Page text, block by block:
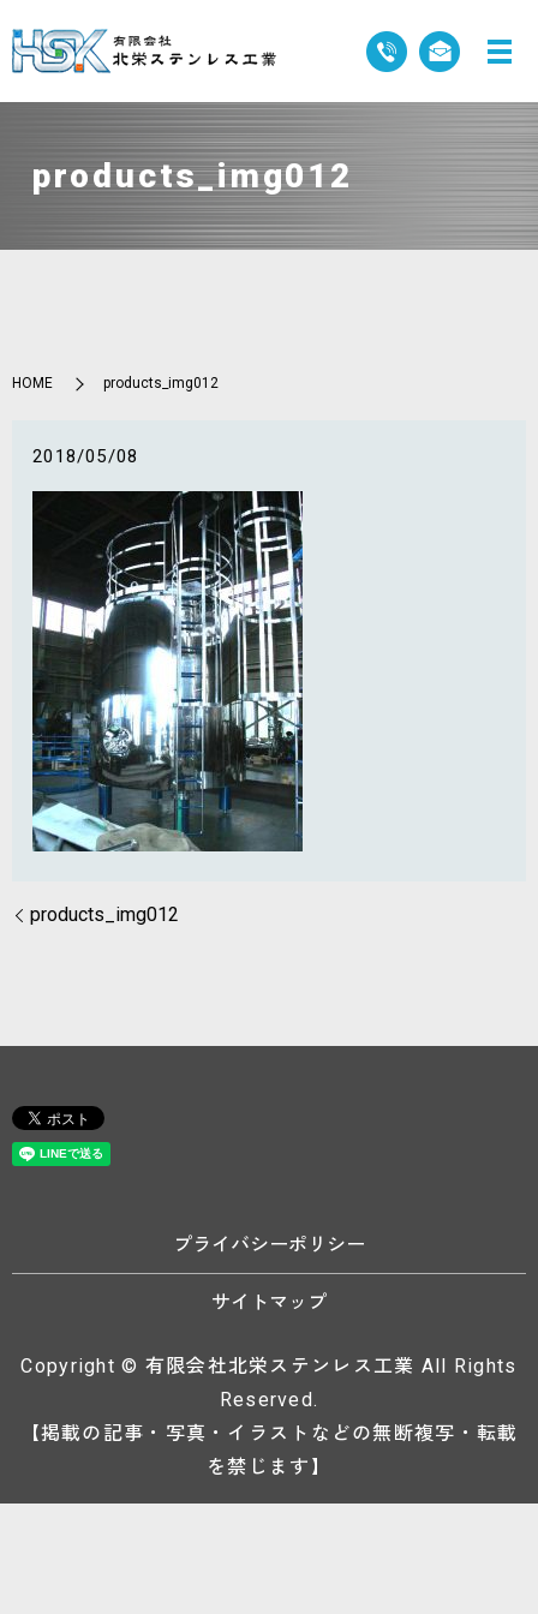
products_img012
HOME products_img012
2018/05/08
products_img012
プライバシーポリシー
サイトマップ
Copyright © 有限会社北栄ステンレス工業 All Rights
Reserved.
【掲載の記事・写真・イラストなどの無断複写・転載
を禁じます】